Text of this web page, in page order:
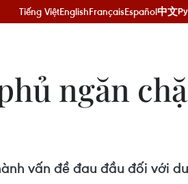
Tiếng ViệtEnglishFrançaisEspañol中文
ngăn
vấn đề đau đầu đối với